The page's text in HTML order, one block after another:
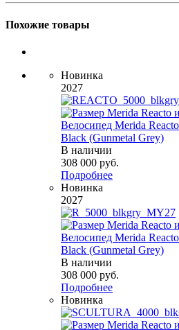
Похожие товары
Новинка
2027
Велосипед Merida
Black (Gunmetal Grey)
В наличии
308 000 руб.
Подробнее
Новинка
2027
Велосипед Merida
Black (Gunmetal Grey)
В наличии
308 000 руб.
Подробнее
Новинка